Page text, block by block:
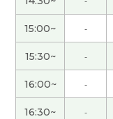
也很高兴。下次
在昨天的课程上
化。因为几百年
这边的文化是日
己的混合在一起了
15:00~ -
15:30~ -
16:00~ -
16:30~ -